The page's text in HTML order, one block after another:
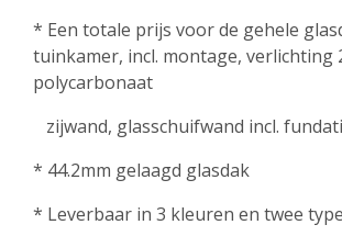
* Een totale prijs voor de gehele
tuinkamer, incl. montage, verlichting
polycarbonaat
zijwand, glasschuifwand incl.
* 44.2mm gelaagd glasdak
* Leverbaar in 3 kleuren en twee